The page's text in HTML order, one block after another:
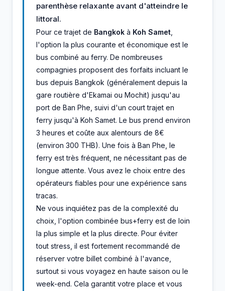
parenthèse relaxante avant d'atteindre le
littoral.
Pour ce trajet de Bangkok à Koh Samet
l'option la plus courante et économique est le
bus combiné au ferry. De nombreuses
compagnies proposent des forfaits incluant le
bus depuis Bangkok (généralement depuis la
gare routière d'Ekamai ou Mochit) jusqu'au
port de Ban Phe, suivi d'un court trajet en
ferry jusqu'à Koh Samet. Le bus prend environ
3 heures et coûte aux alentours de 8€
(environ 300 THB). Une fois à Ban Phe, le
ferry est très fréquent, ne nécessitant pas de
longue attente. Vous avez le choix entre des
opérateurs fiables pour une expérience sans
tracas.
Ne vous inquiétez pas de la complexité du
choix, l'option combinée bus+ferry est de loin
la plus simple et la plus directe. Pour éviter
tout stress, il est fortement recommandé de
réserver votre billet combiné à l'avance,
surtout si vous voyagez en haute saison ou le
week-end. Cela garantit votre place et vous